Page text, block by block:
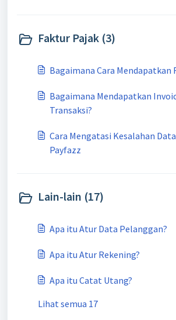
Faktur Pajak (3)
Bagaimana Cara Mendapatkan
Bagaimana Mendapatkan
Transaksi?
Cara Mengatasi Kesalahan
Payfazz
Lain-lain (17)
Apa itu Atur Data Pelanggan?
Apa itu Atur Rekening?
Apa itu Catat Utang?
Lihat semua 17